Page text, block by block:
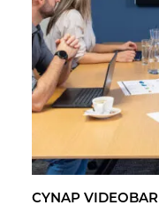
CYNAP VI­DEO­BAR